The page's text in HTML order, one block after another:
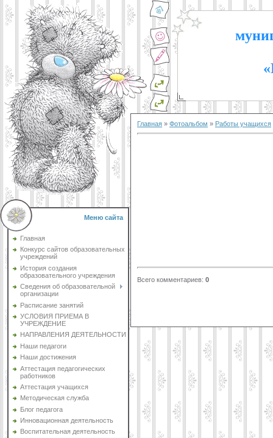
Меню сайта
Главная
Конкурс сайтов образовательных
учреждений
История создания
образовательного учреждения
Сведения об образовательной
организации
Расписание занятий
УСЛОВИЯ ПРИЕМА В
УЧРЕЖДЕНИЕ
НАПРАВЛЕНИЯ ДЕЯТЕЛЬНОСТИ
Наши педагоги
Наши достижения
Аттестация педагогических
работников
Аттестация учащихся
Методическая служба
Блог педагога
Инновационная деятельность
Воспитательная деятельность
Главная » Фотоальбом » Работы учащихся
Всего комментариев: 0